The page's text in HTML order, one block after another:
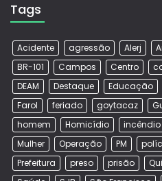
Tags
Acidente agressão Alerj
BR-101
Campos Centro
DEAM
Destaque Educação
Farol
feriado goytacaz
homem
Homicídio incêndio
Mulher
Operação PM
Prefeitura
preso prisão